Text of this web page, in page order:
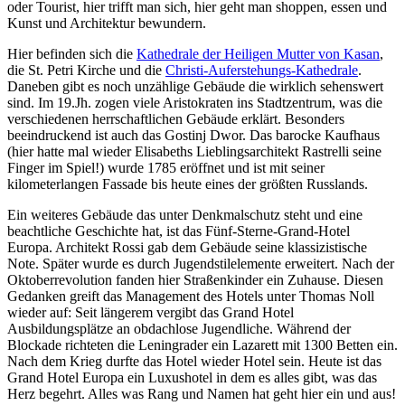
oder Tourist, hier trifft man sich, hier geht man shoppen, essen und
Kunst und Architektur bewundern.
Hier befinden sich die Kathedrale der Heiligen Mutter von Kasan,
die St. Petri Kirche und die Christi-Auferstehungs-Kathedrale.
Daneben gibt es noch unzählige Gebäude die wirklich sehenswert
sind. Im 19.Jh. zogen viele Aristokraten ins Stadtzentrum, was die
verschiedenen herrschaftlichen Gebäude erklärt. Besonders
beeindruckend ist auch das Gostinj Dwor. Das barocke Kaufhaus
(hier hatte mal wieder Elisabeths Lieblingsarchitekt Rastrelli seine
Finger im Spiel!) wurde 1785 eröffnet und ist mit seiner
kilometerlangen Fassade bis heute eines der größten Russlands.
Ein weiteres Gebäude das unter Denkmalschutz steht und eine
beachtliche Geschichte hat, ist das Fünf-Sterne-Grand-Hotel
Europa. Architekt Rossi gab dem Gebäude seine klassizistische
Note. Später wurde es durch Jugendstilelemente erweitert. Nach der
Oktoberrevolution fanden hier Straßenkinder ein Zuhause. Diesen
Gedanken greift das Management des Hotels unter Thomas Noll
wieder auf: Seit längerem vergibt das Grand Hotel
Ausbildungsplätze an obdachlose Jugendliche. Während der
Blockade richteten die Leningrader ein Lazarett mit 1300 Betten ein.
Nach dem Krieg durfte das Hotel wieder Hotel sein. Heute ist das
Grand Hotel Europa ein Luxushotel in dem es alles gibt, was das
Herz begehrt. Alles was Rang und Namen hat geht hier ein und aus!